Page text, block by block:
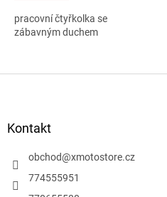
5
hvězdiček.
pracovní čtyřkolka se
zábavným duchem
Kontakt
obchod@xmotostore.cz
774555951